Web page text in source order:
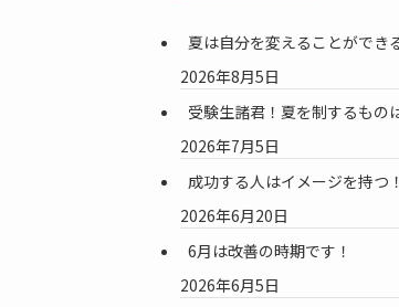
夏は自分を変えることができ
2026年8月5日
受験生諸君！夏を制するもの
2026年7月5日
成功する人はイメージを持つ！
2026年6月20日
6月は改善の時期です！
2026年6月5日